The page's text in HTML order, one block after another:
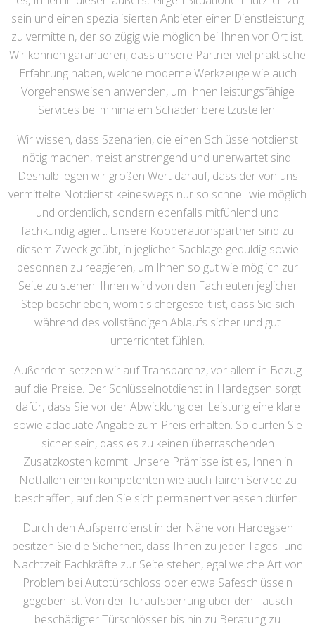
sein und einen spezialisierten Anbieter einer Dienstleistung
zu vermitteln, der so zügig wie möglich bei Ihnen vor Ort ist.
Wir können garantieren, dass unsere Partner viel praktische
Erfahrung haben, welche moderne Werkzeuge wie auch
Vorgehensweisen anwenden, um Ihnen leistungsfähige
Services bei minimalem Schaden bereitzustellen.
Wir wissen, dass Szenarien, die einen Schlüsselnotdienst
nötig machen, meist anstrengend und unerwartet sind.
Deshalb legen wir großen Wert darauf, dass der von uns
vermittelte Notdienst keineswegs nur so schnell wie möglich
und ordentlich, sondern ebenfalls mitfühlend und
fachkundig agiert. Unsere Kooperationspartner sind zu
diesem Zweck geübt, in jeglicher Sachlage geduldig sowie
besonnen zu reagieren, um Ihnen so gut wie möglich zur
Seite zu stehen. Ihnen wird von den Fachleuten jeglicher
Step beschrieben, womit sichergestellt ist, dass Sie sich
während des vollständigen Ablaufs sicher und gut
unterrichtet fühlen.
Außerdem setzen wir auf Transparenz, vor allem in Bezug
auf die Preise. Der Schlüsselnotdienst in Hardegsen sorgt
dafür, dass Sie vor der Abwicklung der Leistung eine klare
sowie adäquate Angabe zum Preis erhalten. So dürfen Sie
sicher sein, dass es zu keinen überraschenden
Zusatzkosten kommt. Unsere Prämisse ist es, Ihnen in
Notfällen einen kompetenten wie auch fairen Service zu
beschaffen, auf den Sie sich permanent verlassen dürfen.
Durch den Aufsperrdienst in der Nähe von Hardegsen
besitzen Sie die Sicherheit, dass Ihnen zu jeder Tages- und
Nachtzeit Fachkräfte zur Seite stehen, egal welche Art von
Problem bei Autotürschloss oder etwa Safeschlüsseln
gegeben ist. Von der Türaufsperrung über den Tausch
beschädigter Türschlösser bis hin zu Beratung zu